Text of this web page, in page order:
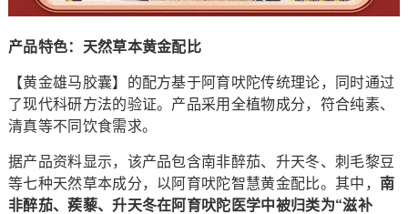
产品特色：天然草本黄金配比
【黄金雄马胶囊】的配方基于阿育吠陀传统理论，同时通过
了现代科研方法的验证。产品采用全植物成分，符合纯素、
清真等不同饮食需求。
据产品资料显示，该产品包含南非醉茄、升天冬、刺毛黎豆
等七种天然草本成分，以阿育吠陀智慧黄金配比。其中， 南
非醉茄、蒺藜、升天冬在阿育吠陀医学中被归类为“滋补